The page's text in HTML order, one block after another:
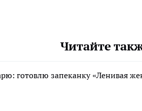
Читайте
готовлю запеканку «Ленивая